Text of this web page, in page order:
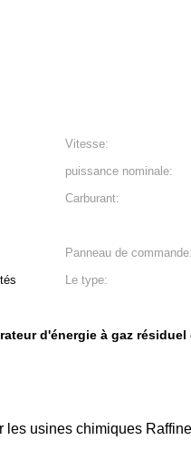
Vitesse:
puissance nominale:
Carburant:
Panneau de commande:
Le type:
d'énergie à gaz résiduel
les usines chimiques